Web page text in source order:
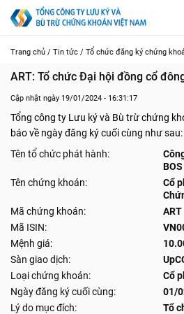
Trang chủ / Tin tức / Tổ chức đăng ký chứng
ART: Tổ chức Đại hội đồng cổ
Cập nhật ngày 19/01/2024 - 16:31:17
Tổng công ty Lưu ký và Bù trừ chứng
báo về ngày đăng ký cuối cùng như sau:
Tên tổ chức phát hành:
BOS
Tên chứng khoán:
Cổ
Mã chứng khoán:
ART
Mã ISIN:
Mệnh giá:
Sàn giao dịch:
Loại chứng khoán:
Cổ
Ngày đăng ký cuối cùng:
01/
Lý do mục đích:
Tổ